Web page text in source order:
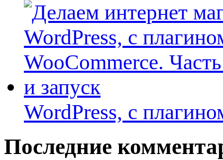
WordPress, с
Последние